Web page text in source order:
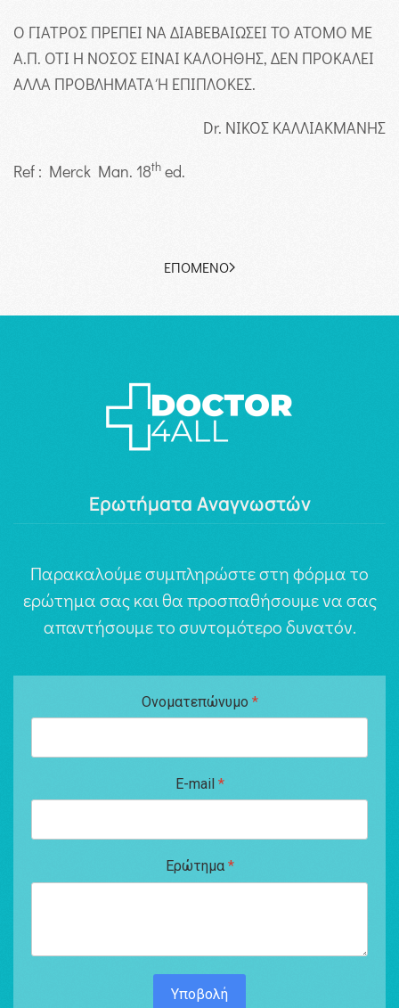
Ο ΓΙΑΤΡΟΣ ΠΡΕΠΕΙ ΝΑ ΔΙΑΒΕΒΑΙΩΣΕΙ ΤΟ ΑΤΟΜΟ ΜΕ
Α.Π. ΟΤΙ Η ΝΟΣΟΣ ΕΙΝΑΙ ΚΑΛΟΗΘΗΣ, ΔΕΝ ΠΡΟΚΑΛΕΙ
ΑΛΛΑ ΠΡΟΒΛΗΜΑΤΑ Ή ΕΠΙΠΛΟΚΕΣ.
Dr. ΝΙΚΟΣ ΚΑΛΛΙΑΚΜΑΝΗΣ
Ref : Merck Man. 18th ed.
ΕΠΌΜΕΝΟ
Ερωτήματα Αναγνωστών
Παρακαλούμε συμπληρώστε στη φόρμα το
ερώτημα σας και θα προσπαθήσουμε να σας
απαντήσουμε το συντομότερο δυνατόν.
Ονοματεπώνυμο *
E-mail *
Ερώτημα *
Υποβολή